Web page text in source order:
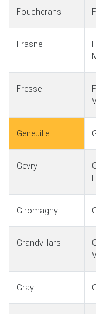
Foucherans
Frasne
Fresse
Geneuille
Gevry
Giromagny
Grandvillars
Gray